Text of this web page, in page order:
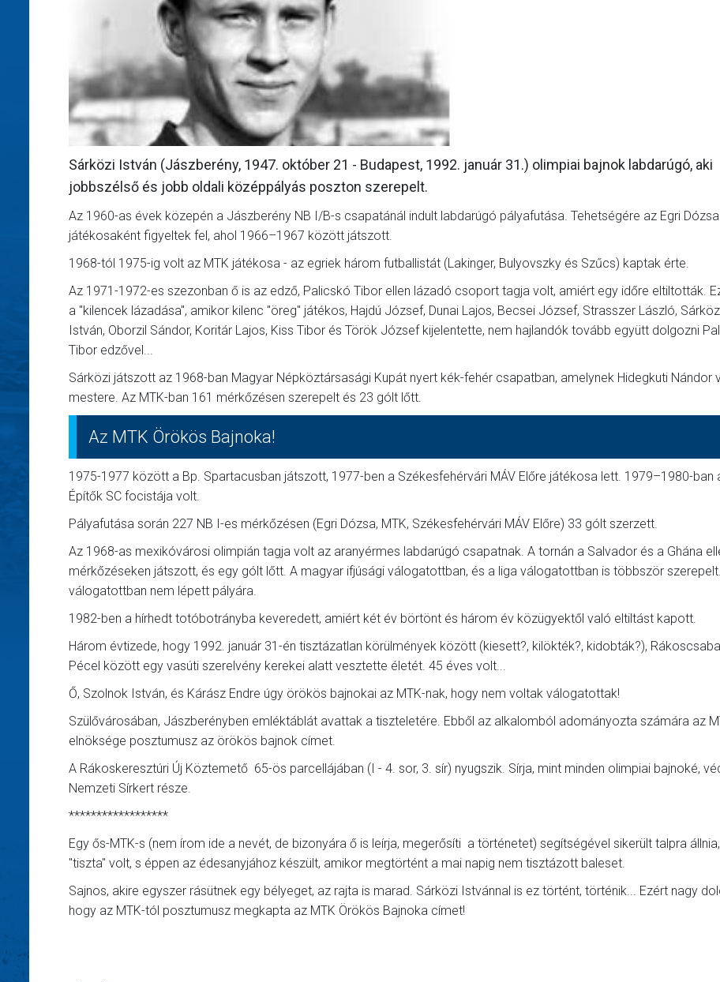
Sárközi István (Jászberény, 1947. október 21 - Budapest, 1992. január 31.) olimpiai bajnok labdarúgó, aki
jobbszélső és jobb oldali középpályás poszton szerepelt.
Az 1960-as évek közepén a Jászberény NB I/B-s csapatánál indult labdarúgó pályafutása. Tehetségére az Egri Dózsa
játékosaként figyeltek fel, ahol 1966–1967 között játszott.
1968-tól 1975-ig volt az MTK játékosa - az egriek három futballistát (Lakinger, Bulyovszky és Szűcs) kaptak érte.
Az 1971-1972-es szezonban ő is az edző, Palicskó Tibor ellen lázadó csoport tagja volt, amiért egy időre eltiltották.
a "kilencek lázadása", amikor kilenc "öreg" játékos, Hajdú József, Dunai Lajos, Becsei József, Strasszer László,
István, Oborzil Sándor, Koritár Lajos, Kiss Tibor és Török József kijelentette, nem hajlandók tovább együtt dolgozni
Tibor edzővel...
Sárközi játszott az 1968-ban Magyar Népköztársasági Kupát nyert kék-fehér csapatban, amelynek Hidegkuti Nándor
mestere. Az MTK-ban 161 mérkőzésen szerepelt és 23 gólt lőtt.
Az MTK Örökös Bajnoka!
1975-1977 között a Bp. Spartacusban játszott, 1977-ben a Székesfehérvári MÁV Előre játékosa lett. 1979–1980-ban
Építők SC focistája volt.
Pályafutása során 227 NB I-es mérkőzésen (Egri Dózsa, MTK, Székesfehérvári MÁV Előre) 33 gólt szerzett.
Az 1968-as mexikóvárosi olimpián tagja volt az aranyérmes labdarúgó csapatnak. A tornán a Salvador és a Ghána
mérkőzéseken játszott, és egy gólt lőtt. A magyar ifjúsági válogatottban, és a liga válogatottban is többször
válogatottban nem lépett pályára.
1982-ben a hírhedt totóbotrányba keveredett, amiért két év börtönt és három év közügyektől való eltiltást kapott.
Három évtizede, hogy 1992. január 31-én tisztázatlan körülmények között (kiesett?, kilökték?, kidobták?),
Pécel között egy vasúti szerelvény kerekei alatt vesztette életét. 45 éves volt...
Ő, Szolnok István, és Kárász Endre úgy örökös bajnokai az MTK-nak, hogy nem voltak válogatottak!
Szülővárosában, Jászberényben emléktáblát avattak a tiszteletére. Ebből az alkalomból adományozta számára az
elnöksége posztumusz az örökös bajnok címet.
A Rákoskeresztúri Új Köztemető 65-ös parcellájában (I - 4. sor, 3. sír) nyugszik. Sírja, mint minden olimpiai bajnoké,
Nemzeti Sírkert része.
******************
Egy ős-MTK-s (nem írom ide a nevét, de bizonyára ő is leírja, megerősíti a történetet) segítségével sikerült talpra állnia,
"tiszta" volt, s éppen az édesanyjához készült, amikor megtörtént a mai napig nem tisztázott baleset.
Sajnos, akire egyszer rásütnek egy bélyeget, az rajta is marad. Sárközi Istvánnal is ez történt, történik... Ezért nagy
hogy az MTK-tól posztumusz megkapta az MTK Örökös Bajnoka címet!